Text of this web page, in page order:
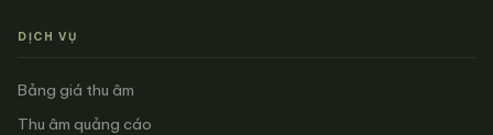
DỊCH VỤ
Bảng giá thu âm
Thu âm quảng cáo